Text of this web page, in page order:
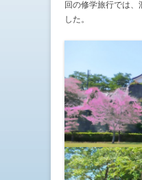
回の修学旅行では、
した。